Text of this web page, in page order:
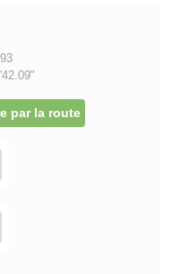
par la route